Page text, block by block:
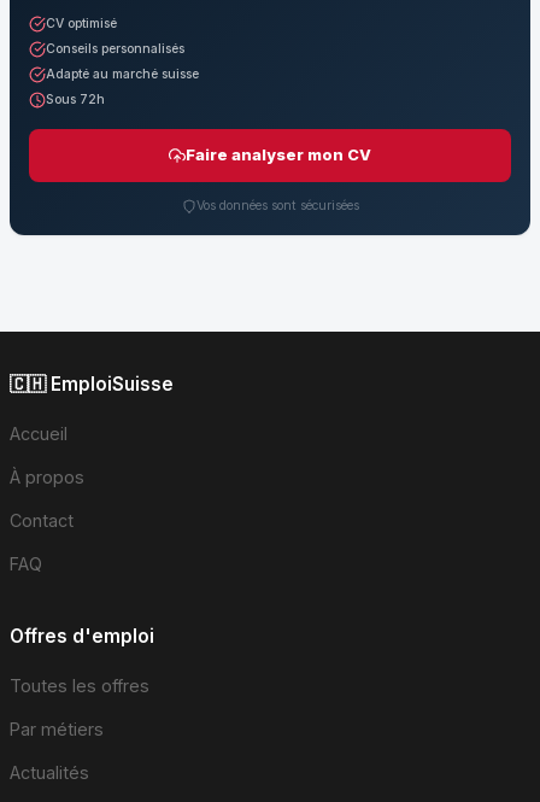
CV optimisé
Conseils personnalisés
Adapté au marché suisse
Sous 72h
Faire analyser mon CV
Vos données sont sécurisées
🇨🇭 EmploiSuisse
Accueil
À propos
Contact
FAQ
Offres d'emploi
Toutes les offres
Par métiers
Actualités